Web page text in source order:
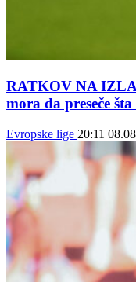
RATKOV NA
mora da preseče
Evropske lige 20:11